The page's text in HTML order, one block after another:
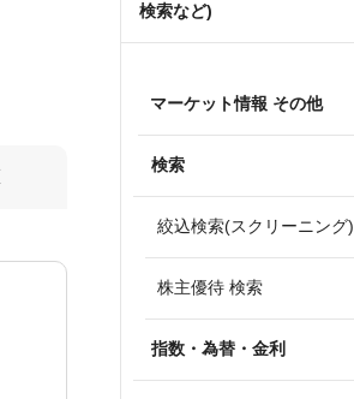
検索など)
マーケット情報 その他
検索
絞込検索(スクリーニング)
株主優待 検索
指数・為替・金利